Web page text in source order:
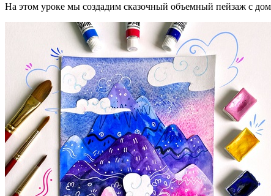
На этом уроке мы создадим сказочный объемный пейзаж с